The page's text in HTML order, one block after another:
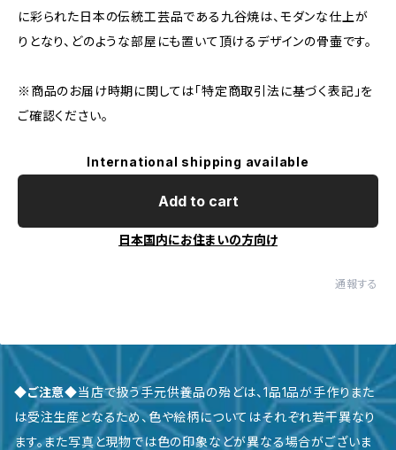
に彩られた日本の伝統工芸品である九谷焼は、モダンな仕上が
りとなり、どのような部屋にも置いて頂けるデザインの骨壷です。
※商品のお届け時期に関しては「特定商取引法に基づく表記」を
ご確認ください。
International shipping available
Add to cart
日本国内にお住まいの方向け
通報する
◆ご注意◆当店で扱う手元供養品の殆どは、1品1品が手作りまた
は受注生産となるため、色や絵柄についてはそれぞれ若干異なり
ます。また写真と現物では色の印象などが異なる場合がございま